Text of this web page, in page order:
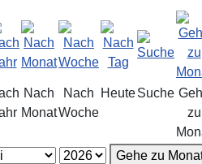
Nach
Monat
Nach
Woche
HeuteSuche
zu
Gehe zu